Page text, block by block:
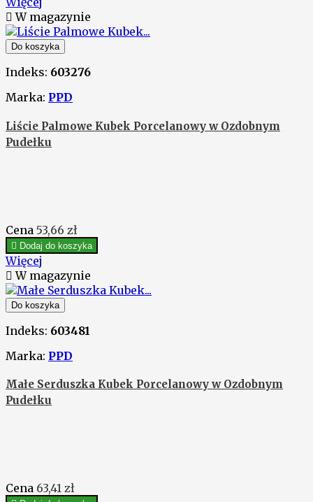
 W magazynie
Do koszyka
Indeks: 603276
Marka: PPD
Liście Palmowe Kubek Porcelanowy w Ozdobnym
Pudełku
Cena 53,66 zł
 Dodaj do koszyka
Więcej
 W magazynie
Do koszyka
Indeks: 603481
Marka: PPD
Małe Serduszka Kubek Porcelanowy w Ozdobnym
Pudełku
Cena 63,41 zł